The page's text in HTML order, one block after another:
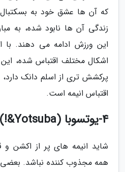
که آن ها عشق خود به بسکتبال
زندگی آن ها نابود شده، به
این ورزش ادامه می دهند. با
اشکال مختلف اقتباس شده،
پرکشش تری از اسلم دانک
اقتباس انیمه است.
4-یوتسوبا (Yotsuba&!)
شاید انیمه های پر از اکشن و
همه مجذوب کننده نباشد.